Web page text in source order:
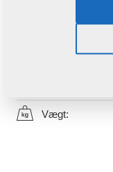
Produktkode:
Denne del kan
Vægt: